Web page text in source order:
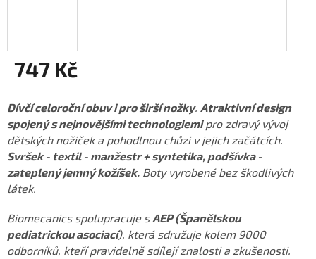
747 Kč
cena:
Dívčí celoroční obuv i pro širší nožky. Atraktivní design
spojený s nejnovějšími technologiemipro zdravý vývoj
dětských nožiček a pohodlnou chůzi v jejich začátcích.
Svršek - textil - manžestr + syntetika, podšívka -
zateplený jemný kožíšek. Boty vyrobené bez škodlivých
látek.
Biomecanics spolupracuje sAEP (Španělskou
pediatrickou asociací), která sdružuje kolem 9000
odborníků, kteří pravidelně sdílejí znalosti a zkušenosti.